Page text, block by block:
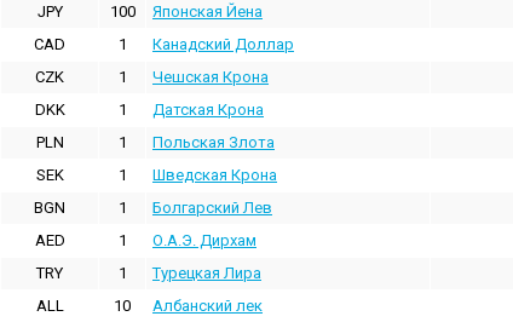
JPY
100 Японская Йена
CAD
1 Канадский Доллар
CZK
1 Чешская Крона
DKK
1 Датская Крона
PLN
1 Польская Злота
SEK
1 Шведская Крона
BGN
1 Болгарский Лев
AED
1 О.А.Э. Дирхам
TRY
1 Турецкая Лира
ALL
10 Албанский лек